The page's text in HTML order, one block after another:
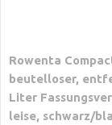
Rowenta
beutelloser,
Liter
leise, schwarz/